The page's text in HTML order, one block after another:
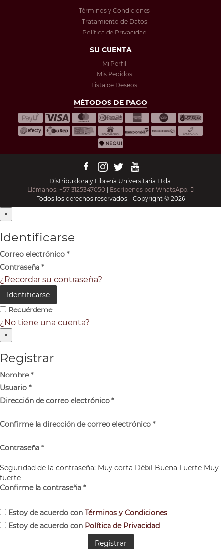
Términos y Condiciones
Tratamiento de Datos
Política de Privacidad
SU CUENTA
Mi Perfil
Mis Pedidos
Lista de Deseos
MÉTODOS DE PAGO
Distribuidora y Librería Universitaria Ltda.
Llámanos: +57 3125347050
Escríbenos por WhatsApp:
Todos los derechos reservados - Copyright © 2026
×
Identificarse
Correo electrónico *
Contraseña *
¿Recordar su contraseña?
Identificarse
Recuérdeme
¿No tiene una cuenta?
×
Registrar
Nombre*
Usuario *
Dirección de correo electrónico *
Confirme la dirección de correo electrónico *
Contraseña *
Seguridad de la contraseña: Muy corta Débil Buena Fuerte Muy
fuerte
Confirme la contraseña *
Estoy de acuerdo con Términos y Condiciones
Estoy de acuerdo con Política de Privacidad
Registrar